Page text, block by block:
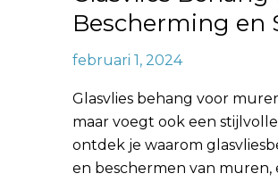
Bescherming en
februari 1, 2024
Glasvlies behang voor
maar voegt ook een
ontdek je waarom
en beschermen van